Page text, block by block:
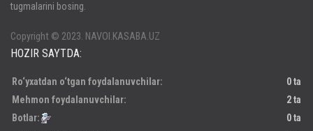
Паролни унутдингизми?
tugmalarini bosing.
Copyright © 2023. NAVOI.KASABA.UZ
HOZIR SAYTDA:
Ro‘yxatdan o‘tgan foydalanuvchilar:
0 ta
Mehmon foydalanuvchilar:
2 ta
Botlar:
0 ta